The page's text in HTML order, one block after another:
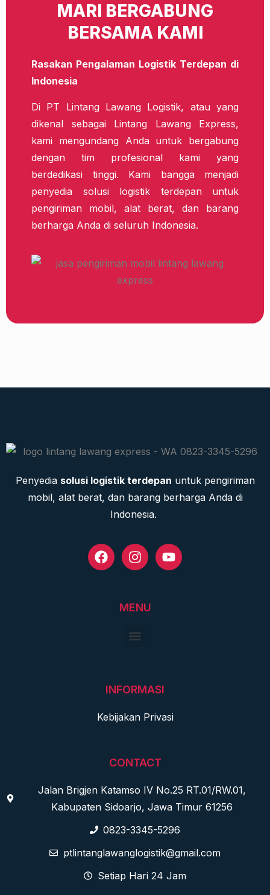
MARI BERGABUNG
BERSAMA KAMI
Rasakan Pengalaman Logistik Terdepan di
Indonesia
Di PT Lintang Lawang Logistik, atau yang
dikenal sebagai Lintang Lawang Express,
kami mengundang Anda untuk bergabung
dengan tim profesional kami yang
berdedikasi tinggi. Kami bangga menjadi
penyedia solusi logistik terdepan untuk
pengiriman mobil, alat berat, dan barang
berharga Anda di seluruh Indonesia.
Penyedia solusi logistik terdepan untuk pengiriman
mobil, alat berat, dan barang berharga Anda di
Indonesia.
MENU
INFORMASI
Kebijakan Privasi
CONTACT
Jalan Brigjen Katamso IV No.25 RT.01/RW.01,
Kabupaten Sidoarjo, Jawa Timur 61256
0823-3345-5296
ptlintanglawanglogistik@gmail.com
Setiap Hari 24 Jam